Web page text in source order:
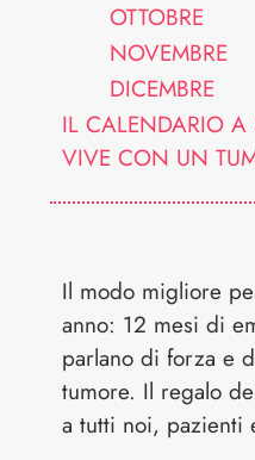
OTTOBRE
NOVEMBRE
DICEMBRE
IL CALENDARIO A
VIVE CON UN
Il modo migliore
anno: 12 mesi di
parlano di forza e
tumore. Il regalo
a tutti noi, pazienti